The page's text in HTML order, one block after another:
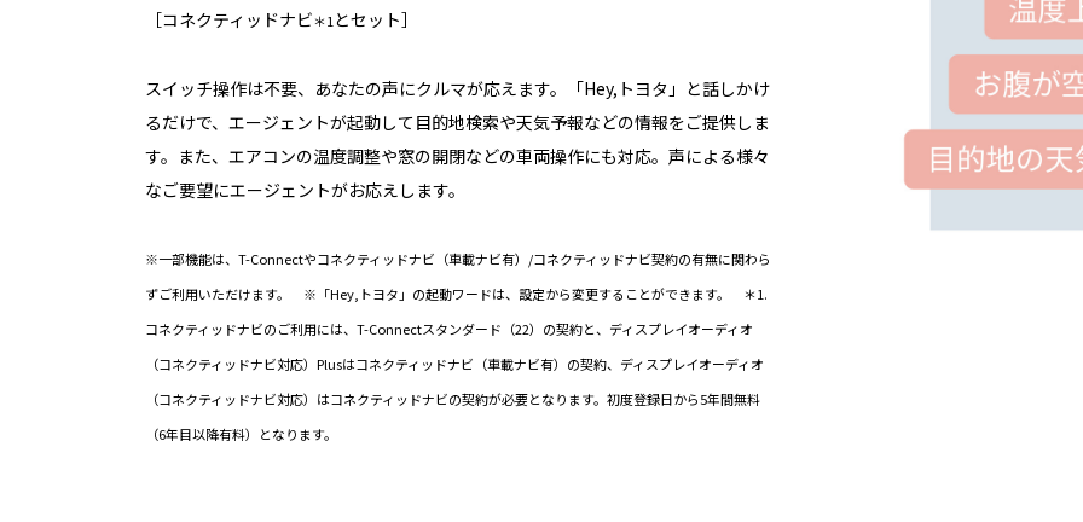
［コネクティッドナビ＊1とセット］
スイッチ操作は不要、あなたの声にクルマが応えます。「Hey,トヨタ」と話しかけ
るだけで、エージェントが起動して目的地検索や天気予報などの情報をご提供しま
す。また、エアコンの温度調整や窓の開閉などの車両操作にも対応。声による様々
なご要望にエージェントがお応えします。
※一部機能は、T-Connectやコネクティッドナビ（車載ナビ有）/コネクティッドナビ契約の有無に関わら
ずご利用いただけます。 ※「Hey,トヨタ」の起動ワードは、設定から変更することができます。 ＊1.
コネクティッドナビのご利用には、T-Connectスタンダード（22）の契約と、ディスプレイオーディオ
（コネクティッドナビ対応）Plusはコネクティッドナビ（車載ナビ有）の契約、ディスプレイオーディオ
（コネクティッドナビ対応）はコネクティッドナビの契約が必要となります。初度登録日から5年間無料
（6年目以降有料）となります。